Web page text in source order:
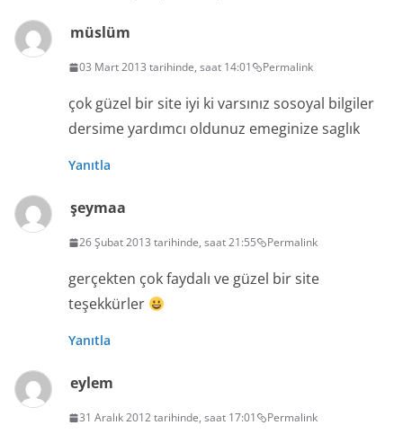
müslüm
03 Mart 2013 tarihinde, saat 14:01 Permalink
çok güzel bir site iyi ki varsınız sosoyal bilgiler
dersime yardımcı oldunuz emeginize saglık
Yanıtla
şeymaa
26 Şubat 2013 tarihinde, saat 21:55 Permalink
gerçekten çok faydalı ve güzel bir site
teşekkürler
Yanıtla
eylem
31 Aralık 2012 tarihinde, saat 17:01 Permalink